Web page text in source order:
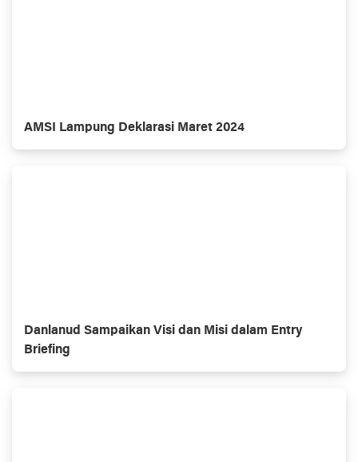
AMSI Lampung Deklarasi Maret 2024
Danlanud Sampaikan Visi dan Misi dalam Entry
Briefing